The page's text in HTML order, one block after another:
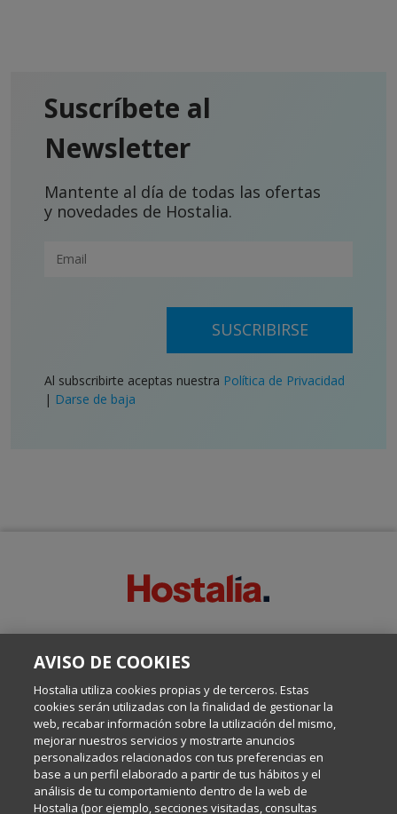
Suscríbete al
Newsletter
Mantente al día de todas las ofertas
y novedades de Hostalia.
SUSCRIBIRSE
Al subscribirte aceptas nuestra Política de Privacidad
| Darse de baja
Escrito por el equipo de Comunicación de Hostalia, dirigido por
Internet y Tecnología.
Política de privacidad
Política de cookies
AVISO DE COOKIES
Hostalia utiliza cookies propias y de terceros. Estas
cookies serán utilizadas con la finalidad de gestionar la
web, recabar información sobre la utilización del mismo,
mejorar nuestros servicios y mostrarte anuncios
personalizados relacionados con tus preferencias en
base a un perfil elaborado a partir de tus hábitos y el
análisis de tu comportamiento dentro de la web de
Hostalia (por ejemplo, secciones visitadas, consultas